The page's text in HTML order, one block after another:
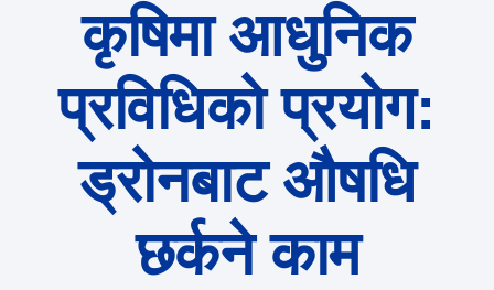
कृषिमा आधुनिक
प्रविधिको प्रयोग:
ड्रोनबाट औषधि
छर्कने काम